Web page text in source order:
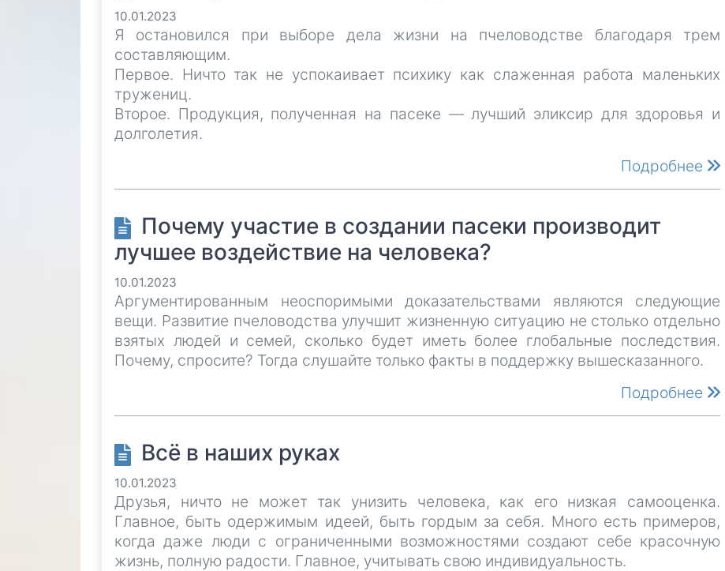
10.01.2023
Я остановился при выборе дела жизни на пчеловодстве благодаря трем
составляющим.
Первое. Ничто так не успокаивает психику как слаженная работа маленьких
тружениц.
Второе. Продукция, полученная на пасеке — лучший эликсир для здоровья и
долголетия.
Подробнее
Почему участие в создании пасеки производит
лучшее воздействие на человека?
10.01.2023
Аргументированным неоспоримыми доказательствами являются следующие
вещи. Развитие пчеловодства улучшит жизненную ситуацию не столько отдельно
взятых людей и семей, сколько будет иметь более глобальные последствия.
Почему, спросите? Тогда слушайте только факты в поддержку вышесказанного.
Подробнее
Всё в наших руках
10.01.2023
Друзья, ничто не может так унизить человека, как его низкая самооценка.
Главное, быть одержимым идеей, быть гордым за себя. Много есть примеров,
когда даже люди с ограниченными возможностями создают себе красочную
жизнь, полную радости. Главное, учитывать свою индивидуальность.